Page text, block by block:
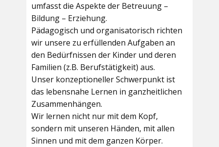
umfasst die Aspekte der Betreuung –
Bildung – Erziehung.
Pädagogisch und organisatorisch richten
wir unsere zu erfüllenden Aufgaben an
den Bedürfnissen der Kinder und deren
Familien (z.B. Berufstätigkeit) aus.
Unser konzeptioneller Schwerpunkt ist
das lebensnahe Lernen in ganzheitlichen
Zusammenhängen.
Wir lernen nicht nur mit dem Kopf,
sondern mit unseren Händen, mit allen
Sinnen und mit dem ganzen Körper.